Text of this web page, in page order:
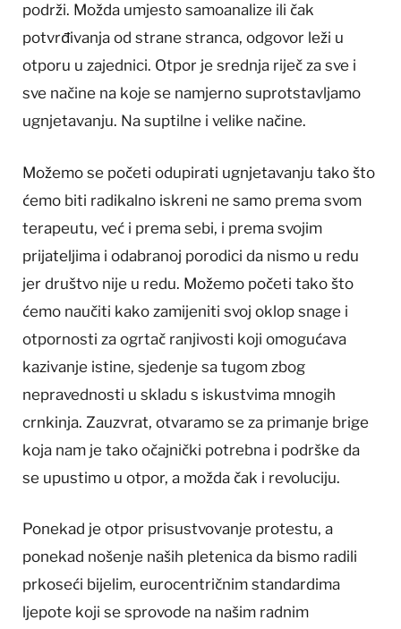
podrži. Možda umjesto samoanalize ili čak
potvrđivanja od strane stranca, odgovor leži u
otporu u zajednici. Otpor je srednja riječ za sve i
sve načine na koje se namjerno suprotstavljamo
ugnjetavanju. Na suptilne i velike načine.
Možemo se početi odupirati ugnjetavanju tako što
ćemo biti radikalno iskreni ne samo prema svom
terapeutu, već i prema sebi, i prema svojim
prijateljima i odabranoj porodici da nismo u redu
jer društvo nije u redu. Možemo početi tako što
ćemo naučiti kako zamijeniti svoj oklop snage i
otpornosti za ogrtač ranjivosti koji omogućava
kazivanje istine, sjedenje sa tugom zbog
nepravednosti u skladu s iskustvima mnogih
crnkinja. Zauzvrat, otvaramo se za primanje brige
koja nam je tako očajnički potrebna i podrške da
se upustimo u otpor, a možda čak i revoluciju.
Ponekad je otpor prisustvovanje protestu, a
ponekad nošenje naših pletenica da bismo radili
prkoseći bijelim, eurocentričnim standardima
ljepote koji se sprovode na našim radnim